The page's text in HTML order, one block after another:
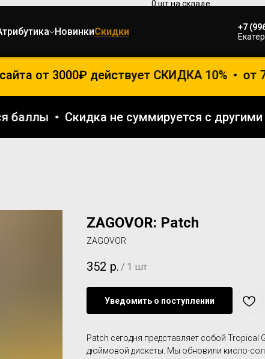
НовинкиСкидки
+7
от 3000₽ действует СКИДКА 10% от
баллы Скидка не суммируется с
ZAGOVOR: Patch
ZAGOVOR
352 р. / 1 шт
Уведомить о поступлении
Patch сегодня представляет собой Tropical
дюймовой дискеты. Мы обновили кисло-